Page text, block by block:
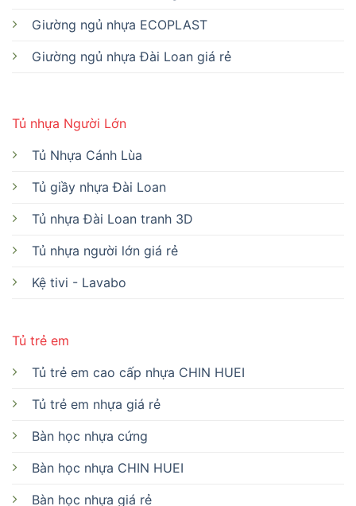
Tủ nhựa Người Lớn
Tủ Nhựa Cánh Lùa
Tủ giầy nhựa Đài Loan
Tủ nhựa Đài Loan tranh 3D
Tủ nhựa người lớn giá rẻ
Kệ tivi - Lavabo
Tủ trẻ em
Tủ trẻ em cao cấp nhựa CHIN HUEI
Tủ trẻ em nhựa giá rẻ
Bàn học nhựa cứng
Bàn học nhựa CHIN HUEI
Bàn học nhựa giá rẻ
Giường ngủ nhựa ECOPLAST
Giường ngủ nhựa Đài Loan giá rẻ